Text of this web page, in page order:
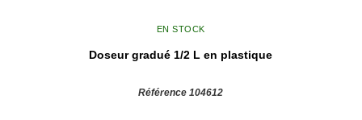
EN STOCK
Doseur gradué 1/2 L en plastique
Référence 104612